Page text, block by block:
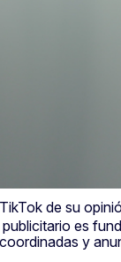
de su
es
y